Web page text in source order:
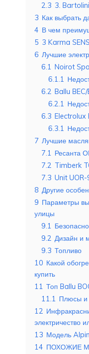
2.3 3.
3 Как выбрать
4 В чем
5 3 Karma
6 Лучшие
6.1 Noirot
6.1.1
6.2 Ballu
6.2.1
6.3 Electrolux
6.3.1
7 Лучшие
7.1 Ресанта
7.2 Timberk
7.3 Unit
8 Другие
9 Параметры
улицы
9.1
9.2 Дизайн и
9.3 Топливо
10 Какой
купить
11 Топ Ballu
11.1 Плюсы и
12
электричество
13 Модель
14 ПОХОЖИЕ